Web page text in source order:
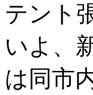
テント
いよ、
は同市